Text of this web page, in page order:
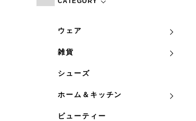
ウェア
雑貨
シューズ
ホーム＆キッチン
ビューティー